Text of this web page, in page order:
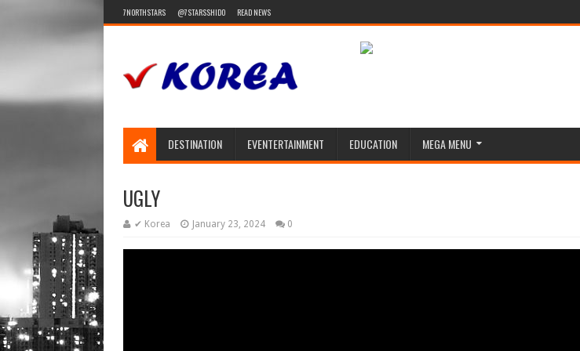
7NORTHSTARS @7STARSSHIDO READ NEWS
DESTINATION EVENTERTAINMENT EDUCATION MEGA MENU
UGLY
✔ Korea January 23, 2024 0